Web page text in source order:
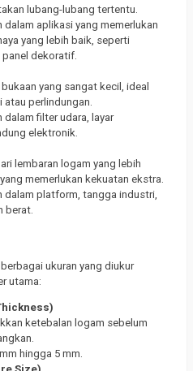
lubang-lubang tertentu.
dalam aplikasi yang memerlukan
yang lebih baik, seperti
dekoratif.
yang sangat kecil, ideal
perlindungan.
dalam filter udara, layar
elektronik.
lembaran logam yang lebih
memerlukan kekuatan ekstra.
dalam platform, tangga industri,
berat.
ukuran yang diukur
utama:
ketebalan logam sebelum
hingga 5 mm.